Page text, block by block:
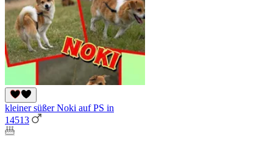
kleiner süßer Noki auf PS in
14513